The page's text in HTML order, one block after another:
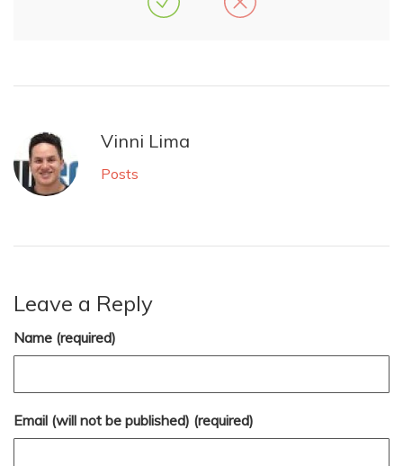
Vinni Lima
Posts
Leave a Reply
Name (required)
Email (will not be published) (required)